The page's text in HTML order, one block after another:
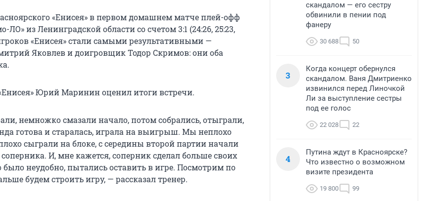
«Енисея» в первом домашнем матче плей-офф
ЛО» из Ленинградской области со счетом 3:1 (24:26, 25:23,
игроков «Енисея» стали самыми результативными —
Яковлев и доигровщик Тодор Скримов: они оба
Юрий Маринин оценил итоги встречи.
немножко смазали начало, потом собрались, отыграли,
готова и старалась, играла на выигрыш. Мы неплохо
сыграли на блоке, с середины второй партии начали
И, мне кажется, соперник сделал больше своих
неудобно, пытались оставить в игре. Посмотрим по
будем строить игру, — рассказал тренер.
скандалом — его сестру
обвинили в пении под
фанеру
30 688 50
3
Когда концерт обернулся
скандалом. Ваня Дмитриенко
извинился перед Линочкой
Ли за выступление сестры
под ее голос
22 028 22
4
Путина ждут в Красноярске?
Что известно о возможном
визите президента
19 800 99